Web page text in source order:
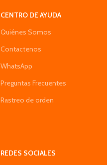
CENTRO DE AYUDA
Quiénes Somos
Contactenos
WhatsApp
Preguntas Frecuentes
Rastreo de orden
REDES SOCIALES